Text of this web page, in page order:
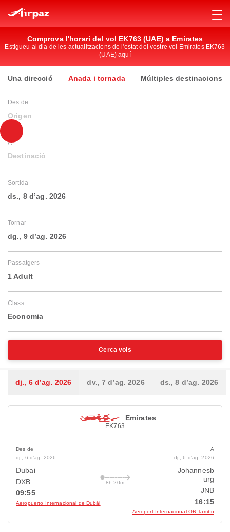
Comprova l'horari del vol EK763 (UAE) a Emirates
Estigueu al dia de les actualitzacions de l'estat del vostre vol Emirates EK763
(UAE) aquí
Una direcció Anada i tornada Múltiples destinacions
Des de
Origen
A
Destinació
Sortida
ds., 8 d’ag. 2026
Tornar
dg., 9 d’ag. 2026
Passatgers
1 Adult
Class
Economia
Cerca vols
dj., 6 d’ag. 2026 dv., 7 d’ag. 2026 ds., 8 d’ag. 2026
Emirates
EK763
Des de
dj., 6 d’ag. 2026
Dubai
DXB
09:55
Aeropuerto Internacional de Dubái
8h 20m
A
dj., 6 d’ag. 2026
Johannesb
urg
JNB
16:15
Aeroport Internacional OR Tambo